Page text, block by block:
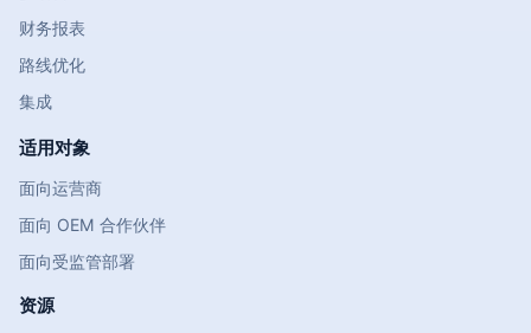
财务报表
路线优化
集成
适用对象
面向运营商
面向 OEM 合作伙伴
面向受监管部署
资源